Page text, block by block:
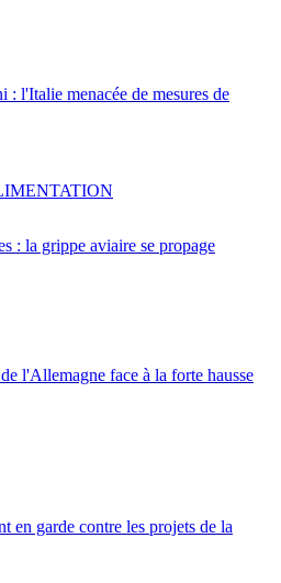
: l'Italie menacée de mesures de
: la grippe aviaire se propage
l'Allemagne face à la forte hausse
en garde contre les projets de la